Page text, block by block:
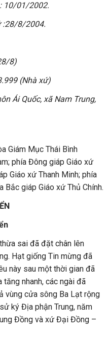
10/01/2002.
:28/8/2004.
8)
(Nhà xứ)
Ái Quốc, xã Nam Trung,
Giám Mục Thái Bình
phía Đông giáp Giáo xứ
Giáo xứ Thanh Minh; phía
Bắc giáp Giáo xứ Thủ Chính.
sai đã đặt chân lên
Hạt giống Tin mừng đã
này sau một thời gian đã
nhanh, các ngài đã
vùng cửa sông Ba Lạt rộng
ký Địa phận Trung, năm
Đồng và xứ Đại Đồng –